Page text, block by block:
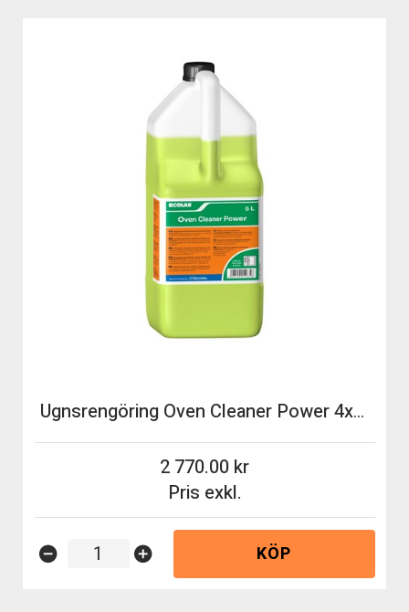
Ugnsrengöring Oven Cleaner Power 4x5lit/fp Ecolab
Pris exkl.
2 770.00
remove_circle add_circle KÖP